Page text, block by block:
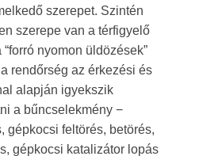
szerepet. Szintén
szerepe van a térfigyelő
nyomon üldözések”
rendőrség az érkezési és
alapján igyekszik
a bűncselekmény −
gépkocsi feltörés, betörés,
gépkocsi katalizátor lopás